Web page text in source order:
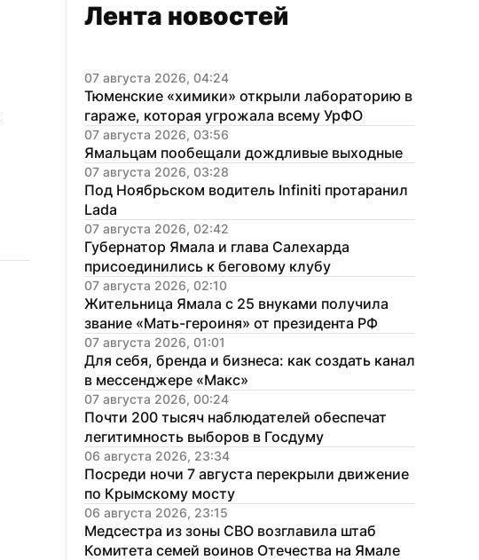
Лента новостей
07 августа 2026, 04:24
Тюменские «химики» открыли лабораторию в
гараже, которая угрожала всему УрФО
07 августа 2026, 03:56
Ямальцам пообещали дождливые выходные
07 августа 2026, 03:28
Под Ноябрьском водитель Infiniti протаранил
Lada
07 августа 2026, 02:42
Губернатор Ямала и глава Салехарда
присоединились к беговому клубу
07 августа 2026, 02:10
Жительница Ямала с 25 внуками получила
звание «Мать-героиня» от президента РФ
07 августа 2026, 01:01
Для себя, бренда и бизнеса: как создать канал
в мессенджере «Макс»
07 августа 2026, 00:24
Почти 200 тысяч наблюдателей обеспечат
легитимность выборов в Госдуму
06 августа 2026, 23:34
Посреди ночи 7 августа перекрыли движение
по Крымскому мосту
06 августа 2026, 23:15
Медсестра из зоны СВО возглавила штаб
Комитета семей воинов Отечества на Ямале